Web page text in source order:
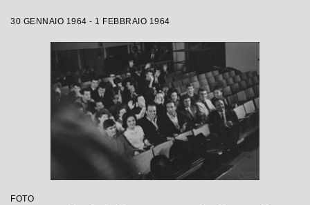
30 GENNAIO 1964 - 1 FEBBRAIO 1964
FOTO